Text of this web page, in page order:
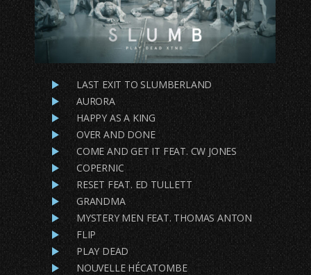
LAST EXIT TO SLUMBERLAND
AURORA
HAPPY AS A KING
OVER AND DONE
COME AND GET IT FEAT. CW JONES
COPERNIC
RESET FEAT. ED TULLETT
GRANDMA
MYSTERY MEN FEAT. THOMAS ANTON
FLIP
PLAY DEAD
NOUVELLE HÉCATOMBE